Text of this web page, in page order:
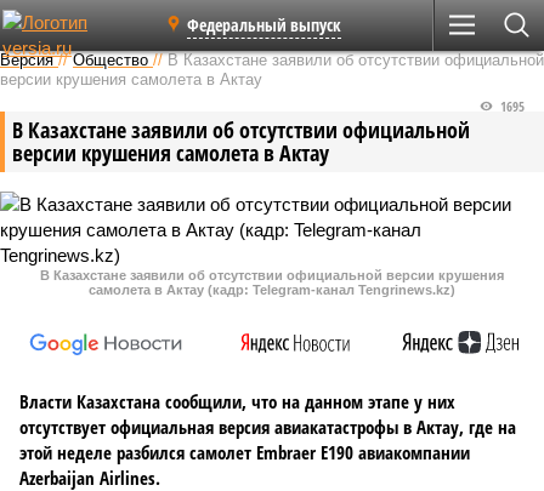
Федеральный выпуск
Версия //Общество //В Казахстане заявили об отсутствии официальной
версии крушения самолета в Актау
В Казахстане заявили об отсутствии официальной
версии крушения самолета в Актау
1695
В Казахстане заявили об отсутствии официальной версии крушения
самолета в Актау (кадр: Telegram-канал Tengrinews.kz)
Власти Казахстана сообщили, что на данном этапе у них
отсутствует официальная версия авиакатастрофы в Актау, где на
этой неделе разбился самолет Embraer E190 авиакомпании
Azerbaijan Airlines.